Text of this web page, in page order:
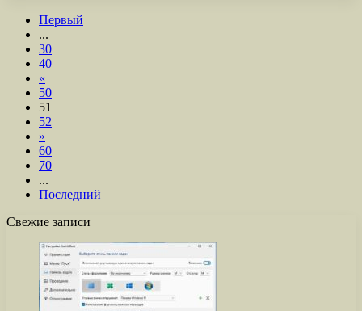
Первый
...
30
40
«
50
51
52
»
60
70
...
Последний
Свежие записи